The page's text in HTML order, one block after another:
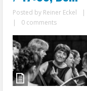
Posted by Reiner Eckel |
|
0 comments